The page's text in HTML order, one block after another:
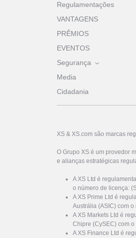
Regulamentações
VANTAGENS
PRÊMIOS
EVENTOS
Segurança
Media
Cidadania
XS & XS.com são marcas
O Grupo XS é um provedor
e alianças estratégicas
A XS Ltd é
o número de licença:
A XS Prime Ltd é
Austrália (ASIC) com
A XS Markets Ltd é
Chipre (CySEC) com
A XS Finance Ltd é